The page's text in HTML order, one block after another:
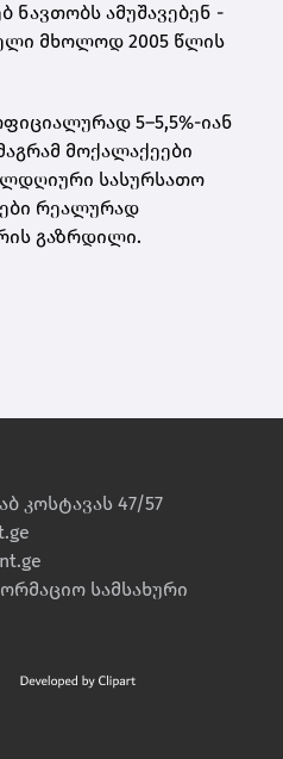
ამუშავებენ -
მხოლოდ 2005 წლის
5–5,5%-იან
მოქალაქეები
სასურსათო
რეალურად
გაზრდილი.
კოსტავას 47/57
სამსახური